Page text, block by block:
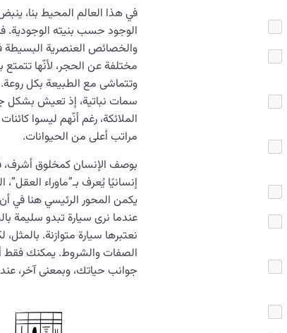
في هذا العالم المحيط بنا،
الوجود حسب بنيته الوجودية.
والخصائص العنصرية البسيطة
مختلفة عن الحجر، لأنّها تتمتع
وتتماشى مع الطبيعة بكل روعة.
سمات نباتية، إذ تعيش بشكل
الملائكة، رغم أنّهم ليسوا
مراتب أعلى من الحيوانات.
بوصف الإنسان كمخلوق أشرف،
إنسانيًا يُعرف بـ”ماوراء
يكمن المحور الرئيسي هنا في
عندما نرى سيارة تبدو سليمة
نعتبرها سيارة متوازنة.
الصفات والشروط. يمكنك فقط
جوانب حياتك، وبمعنى آخر،